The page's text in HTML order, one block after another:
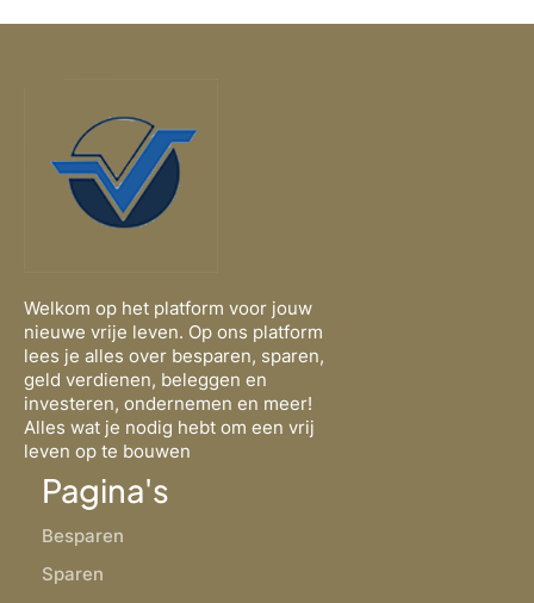
Welkom op het platform voor jouw
nieuwe vrije leven. Op ons platform
lees je alles over besparen, sparen,
geld verdienen, beleggen en
investeren, ondernemen en meer!
Alles wat je nodig hebt om een vrij
leven op te bouwen
Pagina's
Besparen
Sparen